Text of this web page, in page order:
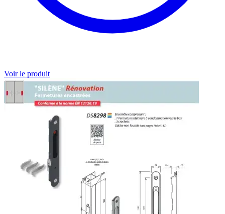
Voir le produit